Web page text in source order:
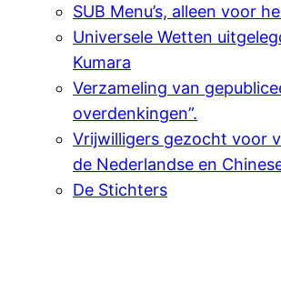
SUB Menu’s, alleen voor
Universele Wetten
Kumara
Verzameling van
overdenkingen”.
Vrijwilligers gezocht voor
de Nederlandse en
De Stichters